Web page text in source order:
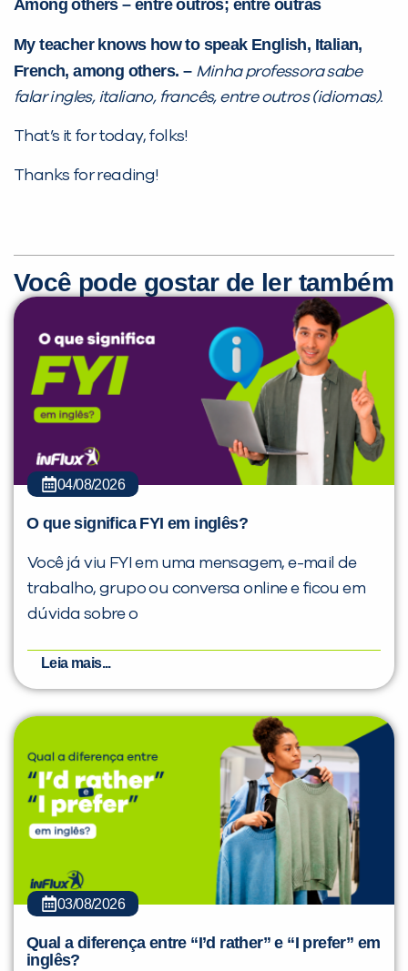
Among others – entre outros; entre outras
My teacher knows how to speak English, Italian,
French, among others. – Minha professora sabe
falar ingles, italiano, francês, entre outros (idiomas).
That’s it for today, folks!
Thanks for reading!
Você pode gostar de ler também
04/08/2026
O que significa FYI em inglês?
Você já viu FYI em uma mensagem, e-mail de
trabalho, grupo ou conversa online e ficou em
dúvida sobre o
Leia mais...
03/08/2026
Qual a diferença entre “I’d rather” e “I prefer” em
inglês?